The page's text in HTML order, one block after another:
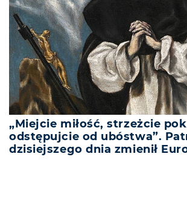
„Miejcie miłość, strzeżcie
odstępujcie od ubóstwa”.
dzisiejszego dnia zmienił